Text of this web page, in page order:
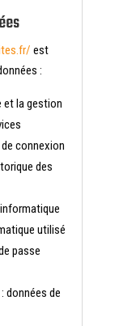
est
:
et la gestion
connexion
des
utilisé
passe
données de